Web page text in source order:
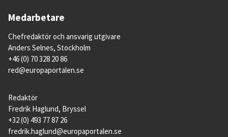
Medarbetare
Chefredaktör och ansvarig utgivare
Anders Selnes, Stockholm
+46 (0) 70 328 20 86
red@europaportalen.se
Redaktör
Fredrik Haglund, Bryssel
+32 (0) 493 77 87 26
fredrik.haglund@europaportalen.se